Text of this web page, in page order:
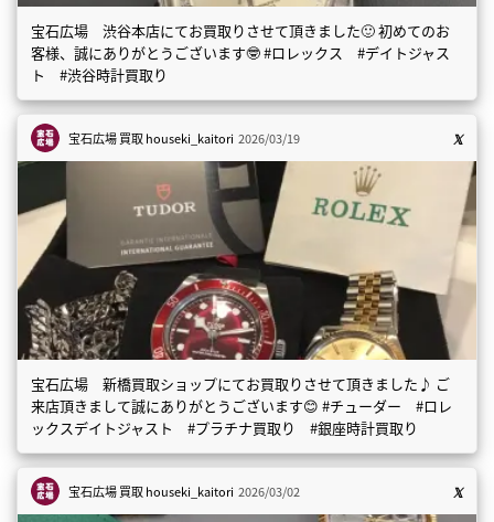
宝石広場 渋谷本店にてお買取りさせて頂きました🙂 初めてのお
客様、誠にありがとうございます🤓 #ロレックス #デイトジャス
ト #渋谷時計買取り
宝石広場 買取houseki_kaitori 2026/03/19
宝石広場 新橋買取ショップにてお買取りさせて頂きました♪ ご
来店頂きまして誠にありがとうございます😊 #チューダー #ロレ
ックスデイトジャスト #プラチナ買取り #銀座時計買取り
宝石広場 買取houseki_kaitori 2026/03/02